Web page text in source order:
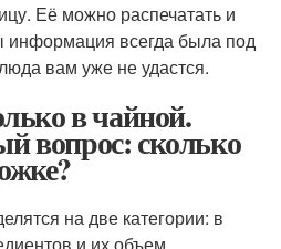
Её можно распечатать и
информация всегда была под
вам уже не удастся.
в чайной.
вопрос: сколько
на две категории: в